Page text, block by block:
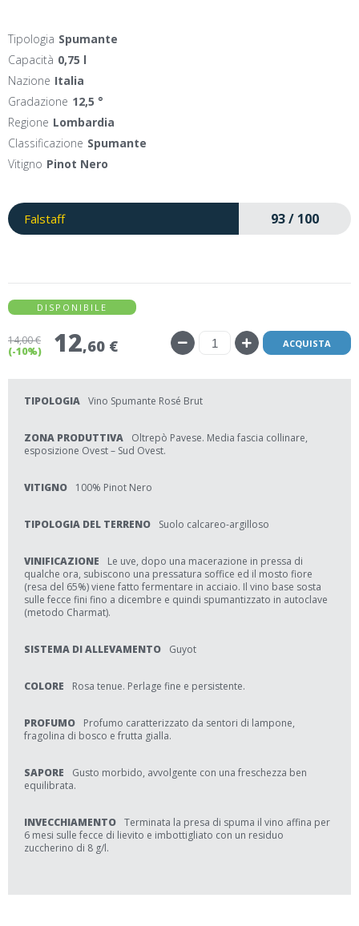
Tipologia Spumante
Capacità 0,75 l
Nazione Italia
Gradazione 12,5 °
Regione Lombardia
Classificazione Spumante
Vitigno Pinot Nero
Falstaff 93 / 100
DISPONIBILE
14,00 €
(-10%)
12,60 € ACQUISTA
TIPOLOGIA Vino Spumante Rosé Brut
ZONA PRODUTTIVA
Oltrepò Pavese. Media fascia collinare,
esposizione Ovest – Sud Ovest.
VITIGNO 100% Pinot Nero
TIPOLOGIA DEL TERRENO Suolo calcareo-argilloso
VINIFICAZIONE
Le uve, dopo una macerazione in pressa di
qualche ora, subiscono una pressatura soffice ed il mosto fiore
(resa del 65%) viene fatto fermentare in acciaio. Il vino base sosta
sulle fecce fini fino a dicembre e quindi spumantizzato in autoclave
(metodo Charmat).
SISTEMA DI ALLEVAMENTO Guyot
COLORE Rosa tenue. Perlage fine e persistente.
PROFUMO
Profumo caratterizzato da sentori di lampone,
fragolina di bosco e frutta gialla.
SAPORE
Gusto morbido, avvolgente con una freschezza ben
equilibrata.
INVECCHIAMENTO Terminata la presa di spuma il vino affina per
6 mesi sulle fecce di lievito e imbottigliato con un residuo
zuccherino di 8 g/l.